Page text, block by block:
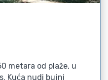
metara od plaže, u
Kuća nudi bujni